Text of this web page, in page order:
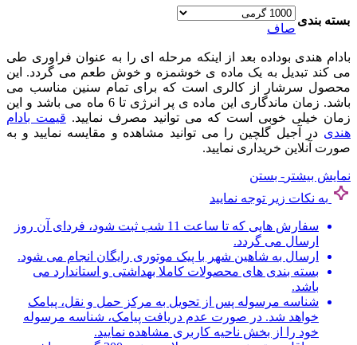
بسته بندی
صاف
بادام هندی بوداده بعد از اینکه مرحله ای را به عنوان فراوری طی
می کند تبدیل به یک ماده ی خوشمزه و خوش طعم می گردد. این
محصول سرشار از کالری است که برای تمام سنین مناسب می
باشد. زمان ماندگاری این ماده ی پر انرژی تا 6 ماه می باشد و این
زمان خیلی خوبی است که می توانید مصرف نمایید. قیمت بادام
هندی در آجیل گلچین را می توانید مشاهده و مقایسه نمایید و به
صورت آنلاین خریداری نمایید.
نمایش بیشتر - بستن
به نکات زیر توجه نمایید
سفارش هایی که تا ساعت 11 شب ثبت شود، فردای آن روز
ارسال می گردد.
ارسال به شاهین شهر با پیک موتوری رایگان انجام می شود.
بسته بندی های محصولات کاملا بهداشتی و استاندارد می
باشد.
شناسه مرسوله پس از تحویل به مرکز حمل و نقل، پیامک
خواهد شد. در صورت عدم دریافت پیامک، شناسه مرسوله
خود را از بخش ناحیه کاربری مشاهده نمایید.